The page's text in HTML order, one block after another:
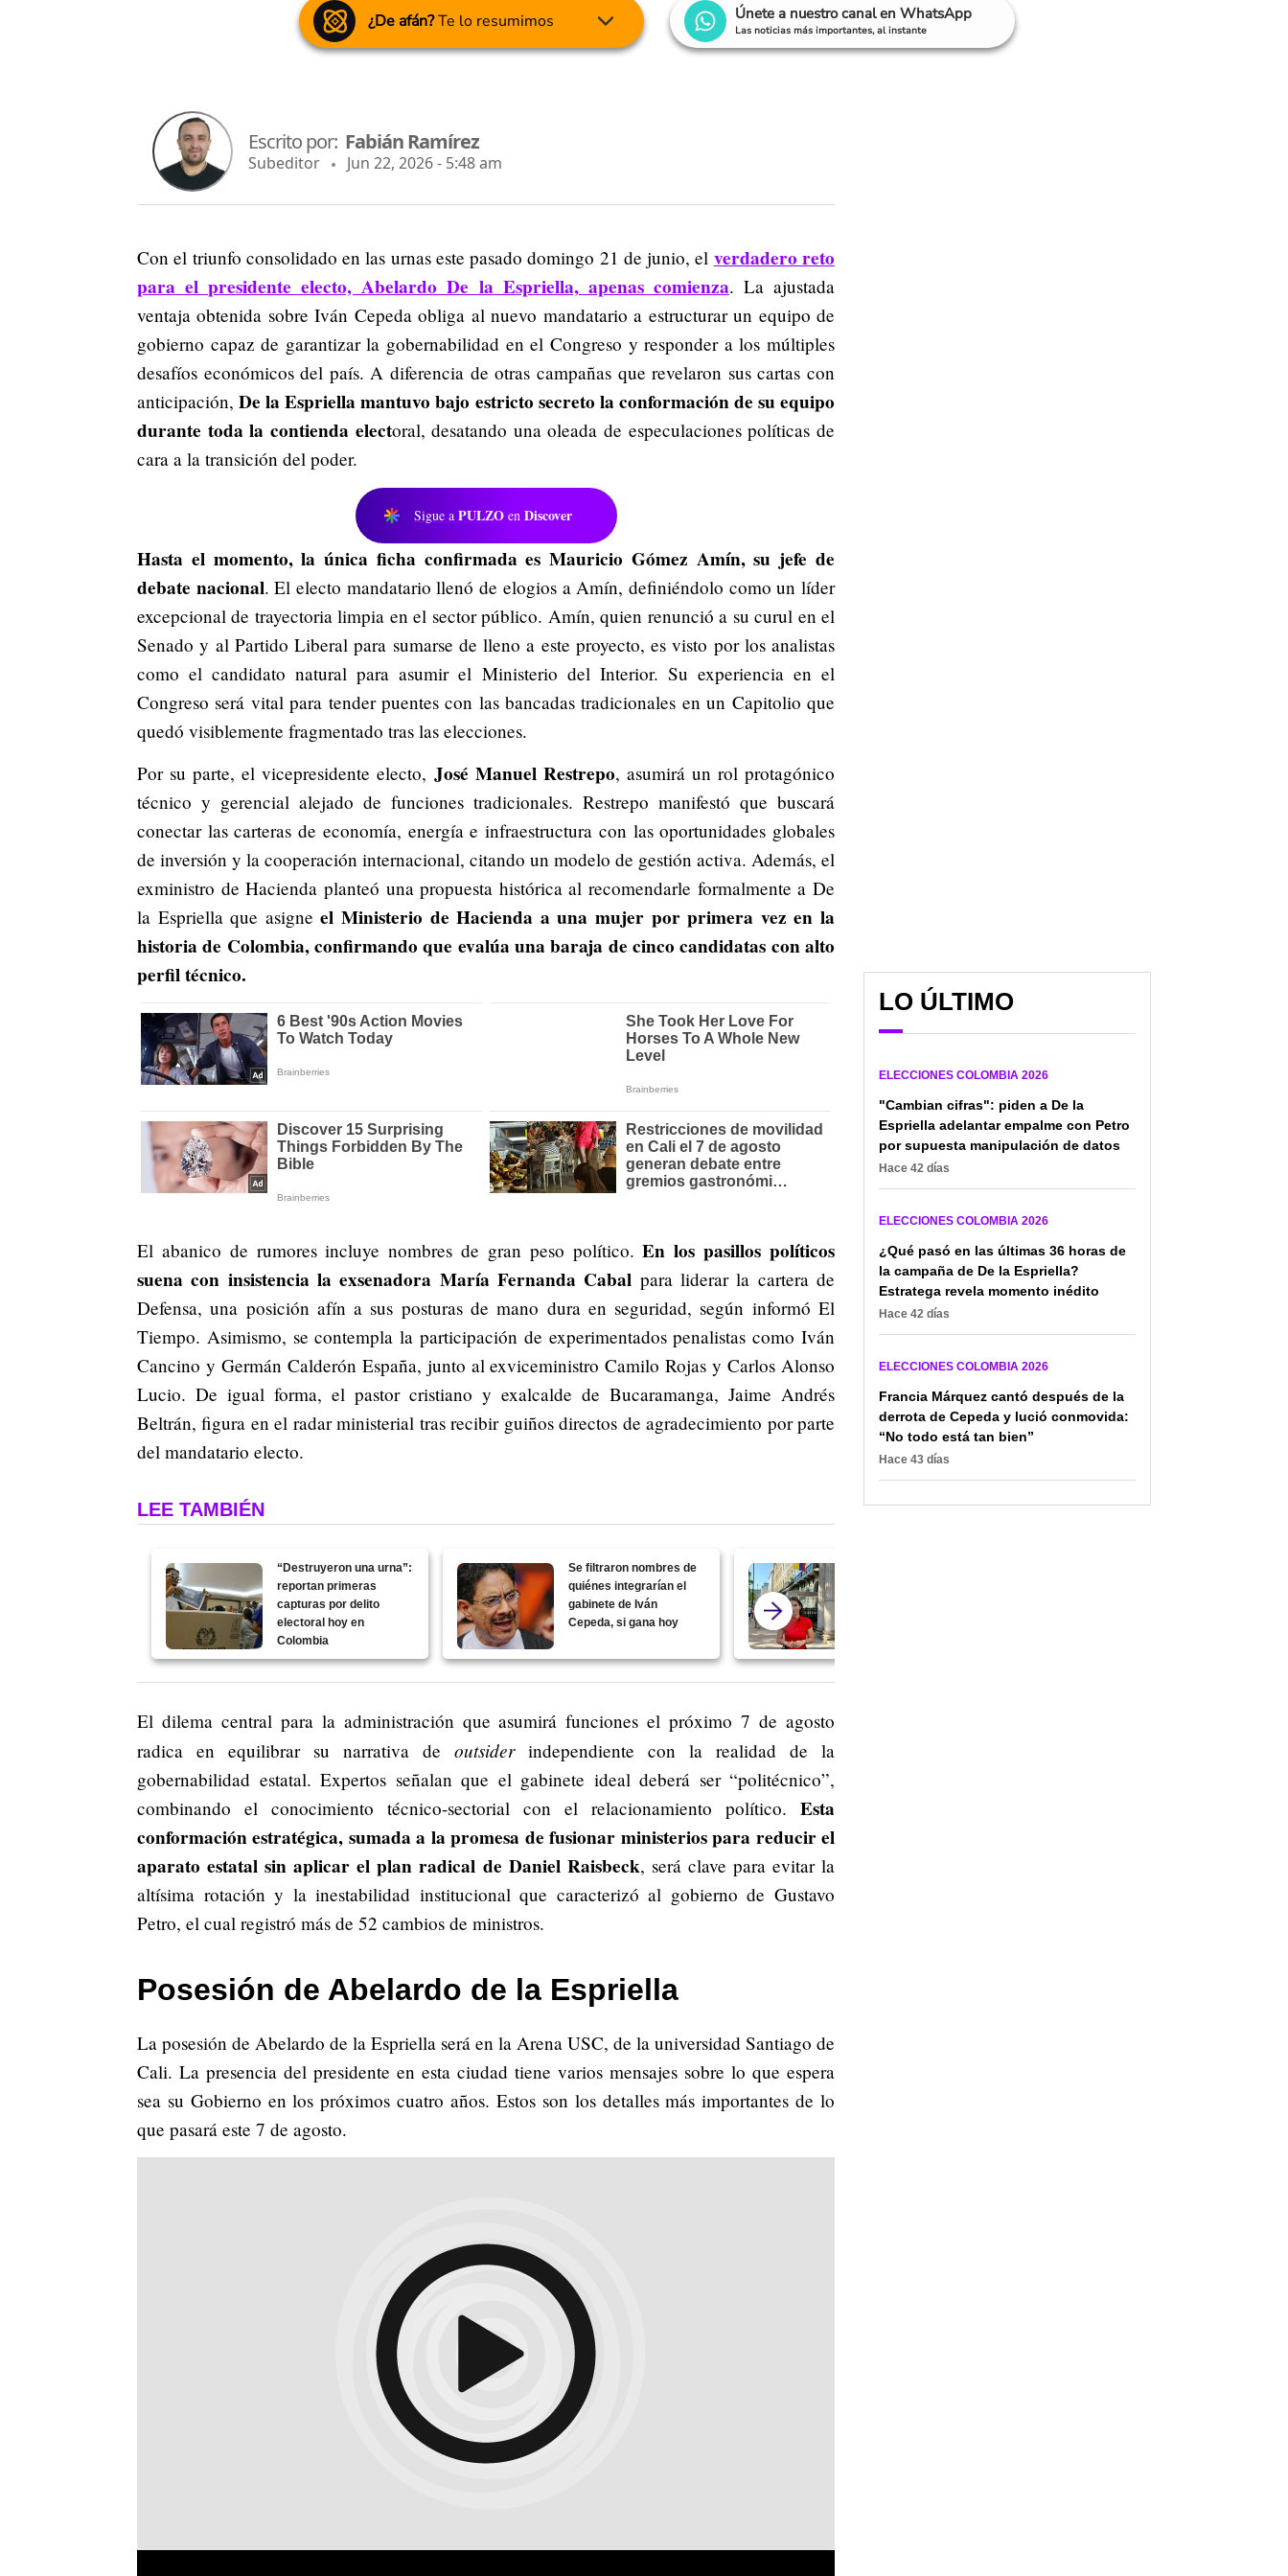
¿De afán?Te lo resumimos Únete a nuestro canal en WhatsApp
Las noticias más importantes, al instante
Escrito por: Fabián Ramírez
Subeditor Jun 22, 2026 - 5:48 am
Con el triunfo consolidado en las urnas este pasado domingo 21 de junio, el verdadero reto
para el presidente electo, Abelardo De la Espriella, apenas comienza. La ajustada
ventaja obtenida sobre Iván Cepeda obliga al nuevo mandatario a estructurar un equipo de
gobierno capaz de garantizar la gobernabilidad en el Congreso y responder a los múltiples
desafíos económicos del país. A diferencia de otras campañas que revelaron sus cartas con
anticipación,De la Espriella mantuvo bajo estricto secreto la conformación de su equipo
durante toda la contienda electoral, desatando una oleada de especulaciones políticas de
cara a la transición del poder.
Sigue a PULZO en Discover
Hasta el momento, la única ficha confirmada esMauricio Gómez Amín, su jefe de
debate nacional. El electo mandatario llenó de elogios a Amín, definiéndolo como un líder
excepcional de trayectoria limpia en el sector público. Amín, quien renunció a su curul en el
Senado y al Partido Liberal para sumarse de lleno a este proyecto, es visto por los analistas
como el candidato natural para asumir el Ministerio del Interior. Su experiencia en el
Congreso será vital para tender puentes con las bancadas tradicionales en un Capitolio que
quedó visiblemente fragmentado tras las elecciones.
Por su parte, el vicepresidente electo, José Manuel Restrepo, asumirá un rol protagónico
técnico y gerencial alejado de funciones tradicionales. Restrepo manifestó que buscará
conectar las carteras de economía, energía e infraestructura con las oportunidades globales
de inversión y la cooperación internacional, citando un modelo de gestión activa. Además, el
exministro de Hacienda planteó una propuesta histórica al recomendarle formalmente a De
la Espriella que asigne el Ministerio de Hacienda a una mujer por primera vez en la
historia de Colombia, confirmando que evalúa una baraja de cinco candidatas con alto
perfil técnico.
El abanico de rumores incluye nombres de gran peso político.En los pasillos políticos
suena con insistencia la exsenadora María Fernanda Cabal para liderar la cartera de
Defensa, una posición afín a sus posturas de mano dura en seguridad, según informó El
Tiempo. Asimismo, se contempla la participación de experimentados penalistas como Iván
Cancino y Germán Calderón España, junto al exviceministro Camilo Rojas y Carlos Alonso
Lucio. De igual forma, el pastor cristiano y exalcalde de Bucaramanga, Jaime Andrés
Beltrán, figura en el radar ministerial tras recibir guiños directos de agradecimiento por parte
del mandatario electo.
LEE TAMBIÉN
“Destruyeron una urna”:
reportan primeras
capturas por delito
electoral hoy en
Colombia
Se filtraron nombres de
quiénes integrarían el
gabinete de Iván
Cepeda, si gana hoy
El dilema central para la administración que asumirá funciones el próximo 7 de agosto
radica en equilibrar su narrativa de outsiderindependiente con la realidad de la
gobernabilidad estatal. Expertos señalan que el gabinete ideal deberá ser “politécnico”,
combinando el conocimiento técnico-sectorial con el relacionamiento político. Esta
conformación estratégica, sumada a la promesa de fusionar ministerios para reducir el
aparato estatal sin aplicar el plan radical de Daniel Raisbeck, será clave para evitar la
altísima rotación y la inestabilidad institucional que caracterizó al gobierno de Gustavo
Petro, el cual registró más de 52 cambios de ministros.
Posesión de Abelardo de la Espriella
La posesión de Abelardo de la Espriella será en la Arena USC, de la universidad Santiago de
Cali. La presencia del presidente en esta ciudad tiene varios mensajes sobre lo que espera
sea su Gobierno en los próximos cuatro años. Estos son los detalles más importantes de lo
que pasará este 7 de agosto.
LO ÚLTIMO
ELECCIONES COLOMBIA 2026
"Cambian cifras": piden a De la
Espriella adelantar empalme con Petro
por supuesta manipulación de datos
Hace 42 días
ELECCIONES COLOMBIA 2026
¿Qué pasó en las últimas 36 horas de
la campaña de De la Espriella?
Estratega revela momento inédito
Hace 42 días
ELECCIONES COLOMBIA 2026
Francia Márquez cantó después de la
derrota de Cepeda y lució conmovida:
“No todo está tan bien”
Hace 43 días